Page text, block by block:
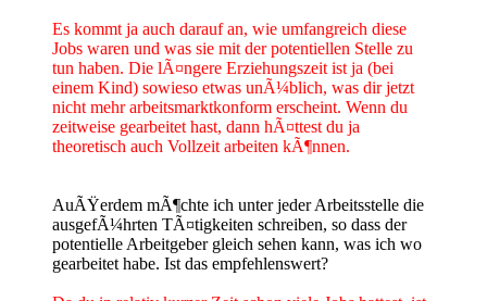
Es kommt ja auch darauf an, wie umfangreich diese
Jobs waren und was sie mit der potentiellen Stelle zu
tun haben. Die lÃ¤ngere Erziehungszeit ist ja (bei
einem Kind) sowieso etwas unÃ¼blich, was dir jetzt
nicht mehr arbeitsmarktkonform erscheint. Wenn du
zeitweise gearbeitet hast, dann hÃ¤ttest du ja
theoretisch auch Vollzeit arbeiten kÃ¶nnen.
AuÃŸerdem mÃ¶chte ich unter jeder Arbeitsstelle die
ausgefÃ¼hrten TÃ¤tigkeiten schreiben, so dass der
potentielle Arbeitgeber gleich sehen kann, was ich wo
gearbeitet habe. Ist das empfehlenswert?